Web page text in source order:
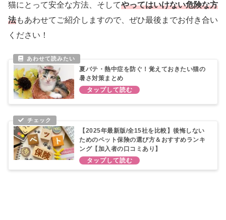
猫にとって安全な方法、そしてやってはいけない危険な方
法もあわせてご紹介しますので、ぜひ最後までお付き合い
ください！
夏バテ・熱中症を防ぐ！覚えておきたい猫の
暑さ対策まとめ
【2025年最新版/全15社を比較】後悔しない
ためのペット保険の選び方＆おすすめランキ
ング【加入者の口コミあり】